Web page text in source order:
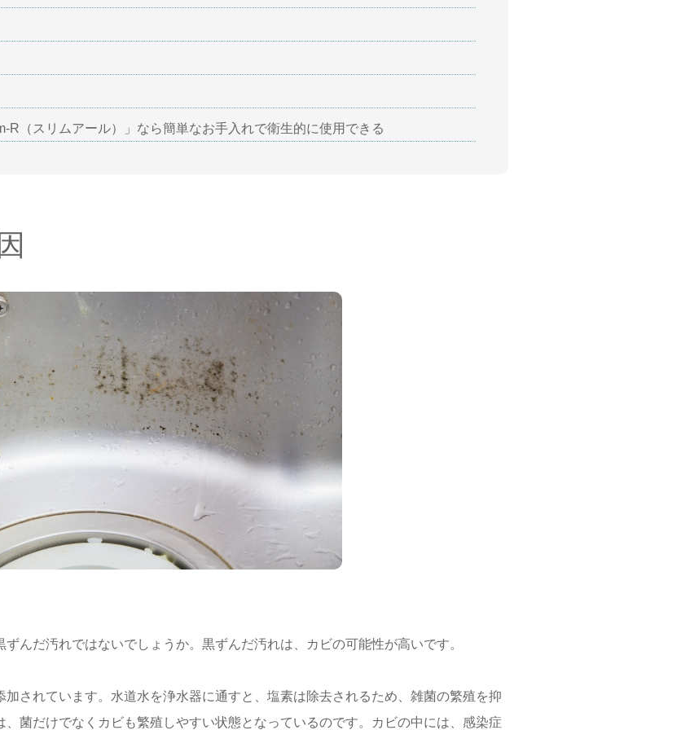
R（スリムアール）」なら簡単なお手入れで衛生的に使用できる
んだ汚れではないでしょうか。黒ずんだ汚れは、カビの可能性が高いです。
されています。水道水を浄水器に通すと、塩素は除去されるため、雑菌の繁殖を抑
菌だけでなくカビも繁殖しやすい状態となっているのです。カビの中には、感染症